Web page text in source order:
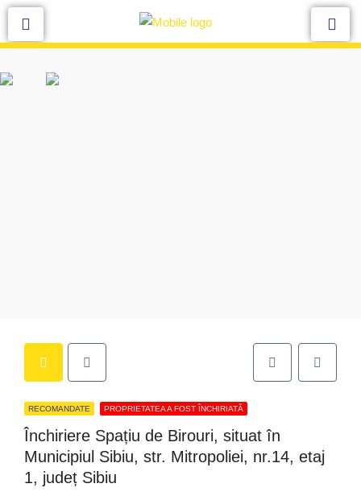
RECOMANDATE PROPRIETATEA A FOST ÎNCHIRIATĂ
Închiriere Spațiu de Birouri, situat în
Municipiul Sibiu, str. Mitropoliei, nr.14, etaj
1, județ Sibiu